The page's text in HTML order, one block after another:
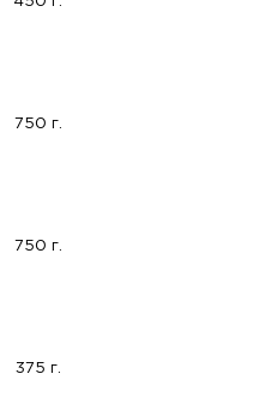
750 г.
750 г.
375 г.